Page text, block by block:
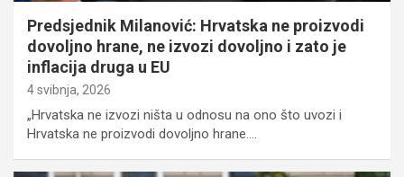
Predsjednik Milanović: Hrvatska ne proizvodi
dovoljno hrane, ne izvozi dovoljno i zato je
inflacija druga u EU
4 svibnja, 2026
„Hrvatska ne izvozi ništa u odnosu na ono što uvozi i
Hrvatska ne proizvodi dovoljno hrane.…